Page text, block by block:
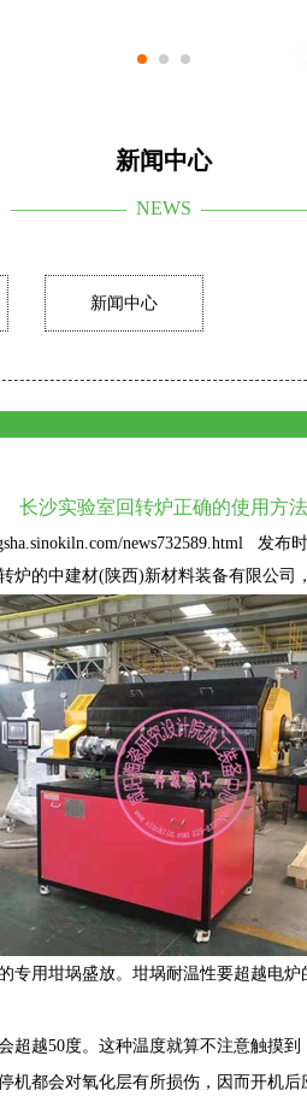
新闻中心
—————— NEWS
新闻中心
长沙实验室回转炉正确的使用方法
news732589.html 发布
炉的中建材(陕西)新材料装备有限公司
专用坩埚盛放。坩埚耐温性要超越电
超越50度。这种温度就算不注意触摸
都会对氧化层有所损伤，因而开机